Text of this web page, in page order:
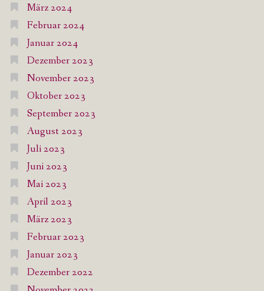
März 2024
Februar 2024
Januar 2024
Dezember 2023
November 2023
Oktober 2023
September 2023
August 2023
Juli 2023
Juni 2023
Mai 2023
April 2023
März 2023
Februar 2023
Januar 2023
Dezember 2022